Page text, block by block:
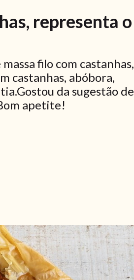
representa o
filo com castanhas,
castanhas, abóbora,
da sugestão de
apetite!